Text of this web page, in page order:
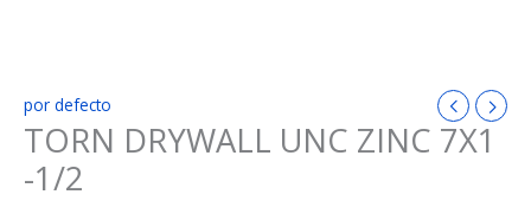
por defecto
TORN DRYWALL UNC ZINC 7X1
-1/2